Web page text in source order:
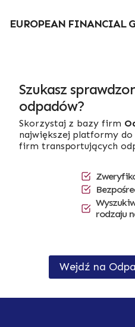
treści
EUROPEAN FINANCIAL
Szukasz
odpadów?
Skorzystaj z bazy firm
największej platformy
firm transportujących
rodzaju
Wejdź na